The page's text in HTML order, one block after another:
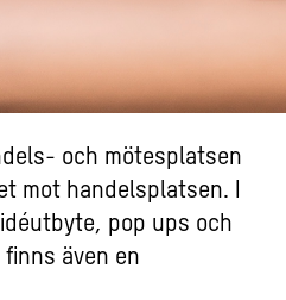
och mötesplatsen
mot handelsplatsen. I
pop ups och
även en